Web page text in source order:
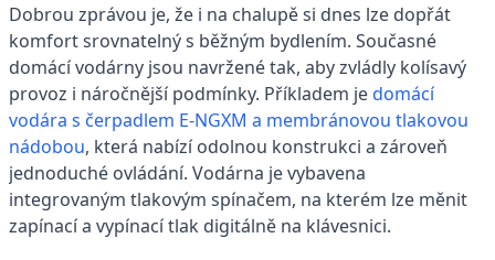
Dobrou zprávou je, že i na chalupě si dnes lze dopřát
komfort srovnatelný s běžným bydlením. Současné
domácí vodárny jsou navržené tak, aby zvládly kolísavý
provoz i náročnější podmínky. Příkladem jedomácí
vodára s čerpadlem E-NGXM a membránovou tlakovou
nádobou, která nabízí odolnou konstrukci a zároveň
jednoduché ovládání. Vodárna je vybavena
integrovaným tlakovým spínačem, na kterém lze měnit
zapínací a vypínací tlak digitálně na klávesnici.